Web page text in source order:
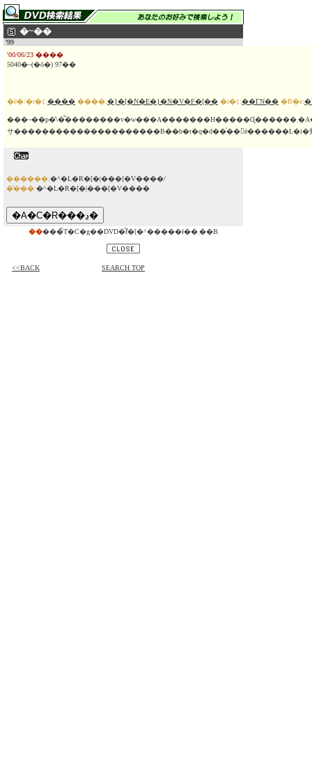
�~��
'99
'00/06/23 ����
5040�~(�ō�) 97��
�ē�/�r�{:���� ����:�}�[�N�E�}�N�V�F�[�� �r�{:��ΓN�� �B�e:
���~��p�̔\�͂��������v�w���A�������H�����Ɋ������܂�A�]�����n�߂�T�X�y���X�E�z���[�B�����U�������𒲍�����Y���������A�~��p�ɒʂ������q��̑��݂�m��A�����̑{�����˗����Ă����B���̌�A���q�̕v�̎Ԃ̃g�����N����A���
サ���������������������B��b�t�q�d��̍��򐴊ē������L�i�
������:�^�L�R�[�|���[�V����/
�̔���:�^�L�R�[�|���[�V����
�� ���̃T�C�g��DVD�̂݃f�[�^�����ł��܂��B
<<BACK SEARCH TOP